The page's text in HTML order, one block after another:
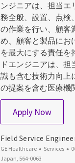
ンジニアは、担当エ
務全般、設置、点検
の作業を行い、顧客
め、顧客と製品にお
を最大にする責任を
ドエンジニアは、
識も含む技術力向上
の提案を含む医療機
Apply NowField
Field Service
GE Healthcare Category
Services
Japan, 564-0063